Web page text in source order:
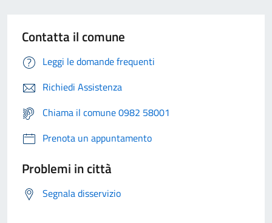
Contatta il comune
Leggi le domande frequenti
Richiedi Assistenza
Chiama il comune 0982 58001
Prenota un appuntamento
Problemi in città
Segnala disservizio